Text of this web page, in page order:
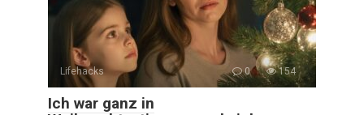
Lifehacks 0 154
Ich war ganz in